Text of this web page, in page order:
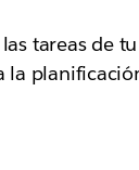
tareas de
la